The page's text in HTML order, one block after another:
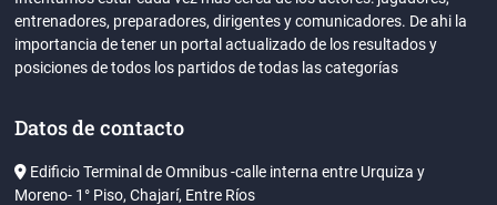
entrenadores, preparadores, dirigentes y comunicadores. De ahi la
importancia de tener un portal actualizado de los resultados y
posiciones de todos los partidos de todas las categorías
Datos de contacto
Edificio Terminal de Omnibus -calle interna entre Urquiza y
Moreno- 1° Piso, Chajarí, Entre Ríos